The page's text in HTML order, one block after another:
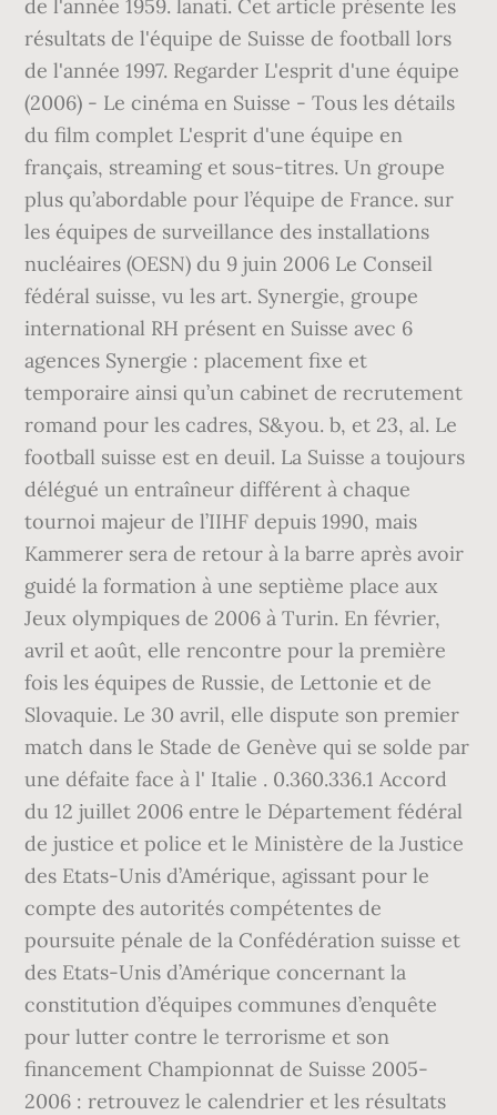
de l'année 1959. lanati. Cet article présente les
résultats de l'équipe de Suisse de football lors
de l'année 1997. Regarder L'esprit d'une équipe
(2006) - Le cinéma en Suisse - Tous les détails
du film complet L'esprit d'une équipe en
français, streaming et sous-titres. Un groupe
plus qu’abordable pour l’équipe de France. sur
les équipes de surveillance des installations
nucléaires (OESN) du 9 juin 2006 Le Conseil
fédéral suisse, vu les art. Synergie, groupe
international RH présent en Suisse avec 6
agences Synergie : placement fixe et
temporaire ainsi qu’un cabinet de recrutement
romand pour les cadres, S&you. b, et 23, al. Le
football suisse est en deuil. La Suisse a toujours
délégué un entraîneur différent à chaque
tournoi majeur de l’IIHF depuis 1990, mais
Kammerer sera de retour à la barre après avoir
guidé la formation à une septième place aux
Jeux olympiques de 2006 à Turin. En février,
avril et août, elle rencontre pour la première
fois les équipes de Russie, de Lettonie et de
Slovaquie. Le 30 avril, elle dispute son premier
match dans le Stade de Genève qui se solde par
une défaite face à l' Italie . 0.360.336.1 Accord
du 12 juillet 2006 entre le Département fédéral
de justice et police et le Ministère de la Justice
des Etats-Unis d’Amérique, agissant pour le
compte des autorités compétentes de
poursuite pénale de la Confédération suisse et
des Etats-Unis d’Amérique concernant la
constitution d’équipes communes d’enquête
pour lutter contre le terrorisme et son
financement Championnat de Suisse 2005-
2006 : retrouvez le calendrier et les résultats